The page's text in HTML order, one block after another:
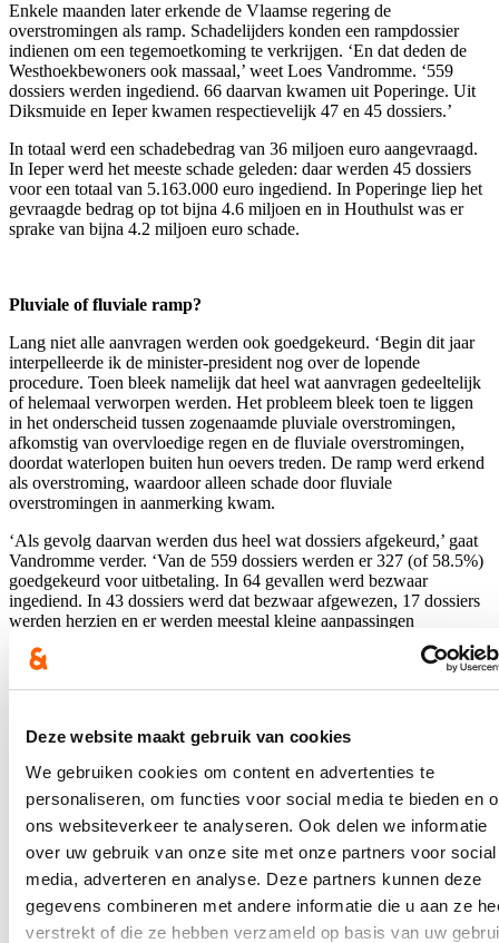
Deze website maakt gebruik van cookies
We gebruiken cookies om content en advertenties te
personaliseren, om functies voor social media te bieden en
ons websiteverkeer te analyseren. Ook delen we informatie
over uw gebruik van onze site met onze partners voor social
media, adverteren en analyse. Deze partners kunnen deze
gegevens combineren met andere informatie die u aan ze
verstrekt of die ze hebben verzameld op basis van uw
Enkele maanden later erkende de Vlaamse regering de
overstromingen als ramp. Schadelijders konden een rampdossier
indienen om een tegemoetkoming te verkrijgen. ‘En dat deden de
Westhoekbewoners ook massaal,’ weet Loes Vandromme. ‘559
dossiers werden ingediend. 66 daarvan kwamen uit Poperinge. Uit
Diksmuide en Ieper kwamen respectievelijk 47 en 45 dossiers.’
In totaal werd een schadebedrag van 36 miljoen euro aangevraagd.
In Ieper werd het meeste schade geleden: daar werden 45 dossiers
voor een totaal van 5.163.000 euro ingediend. In Poperinge liep het
gevraagde bedrag op tot bijna 4.6 miljoen en in Houthulst was er
sprake van bijna 4.2 miljoen euro schade.
Pluviale of fluviale ramp?
Lang niet alle aanvragen werden ook goedgekeurd. ‘Begin dit jaar
interpelleerde ik de minister-president nog over de lopende
procedure. Toen bleek namelijk dat heel wat aanvragen gedeeltelijk
of helemaal verworpen werden. Het probleem bleek toen te liggen
in het onderscheid tussen zogenaamde pluviale overstromingen,
afkomstig van overvloedige regen en de fluviale overstromingen,
doordat waterlopen buiten hun oevers treden. De ramp werd erkend
als overstroming, waardoor alleen schade door fluviale
overstromingen in aanmerking kwam.
‘Als gevolg daarvan werden dus heel wat dossiers afgekeurd,’ gaat
Vandromme verder. ‘Van de 559 dossiers werden er 327 (of 58.5%)
goedgekeurd voor uitbetaling. In 64 gevallen werd bezwaar
ingediend. In 43 dossiers werd dat bezwaar afgewezen, 17 dossiers
werden herzien en er werden meestal kleine aanpassingen
Voor de meeste dossiers werd ook een kleiner bedrag toegekend dan
toegekend.
Uitbetaling
Heel wat schadelijders konden dus geen beroep doen op het
Rampenfonds, anderen wachten anderhalf jaar na de ramp nog op
de uitbetaling. ‘Op vandaag is er zo’n 1.8 miljoen euro uitbetaald.
Dat is 5% van het totaal aangevraagde bedrag’, berekende Loes
Vandromme.